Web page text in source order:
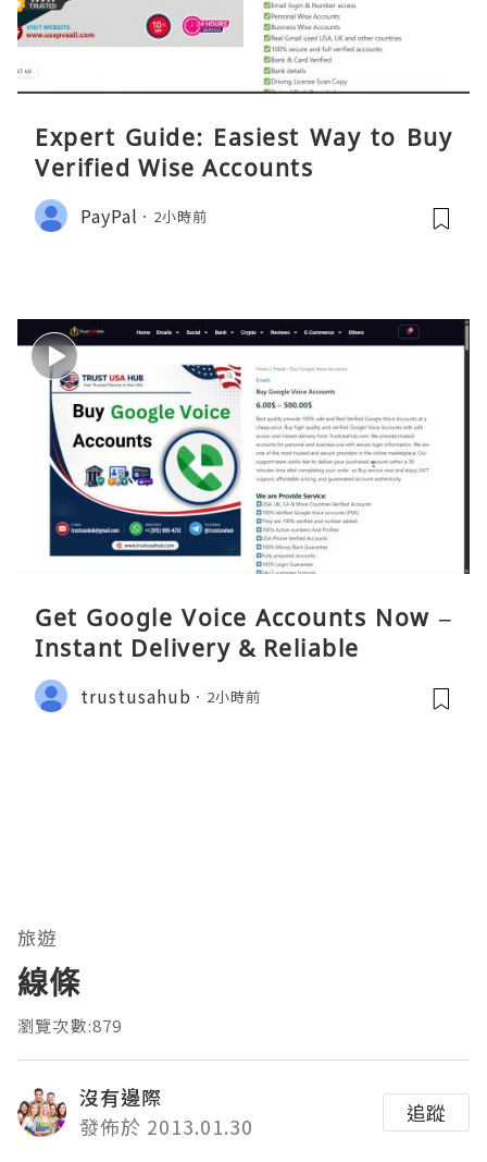
Expert Guide: Easiest Way to Buy
Verified Wise Accounts
PayPal 2小時前
Get Google Voice Accounts Now –
Instant Delivery & Reliable
trustusahub 2小時前
旅遊
線條
瀏覽次數:879
沒有邊際
發佈於 2013.01.30
追蹤